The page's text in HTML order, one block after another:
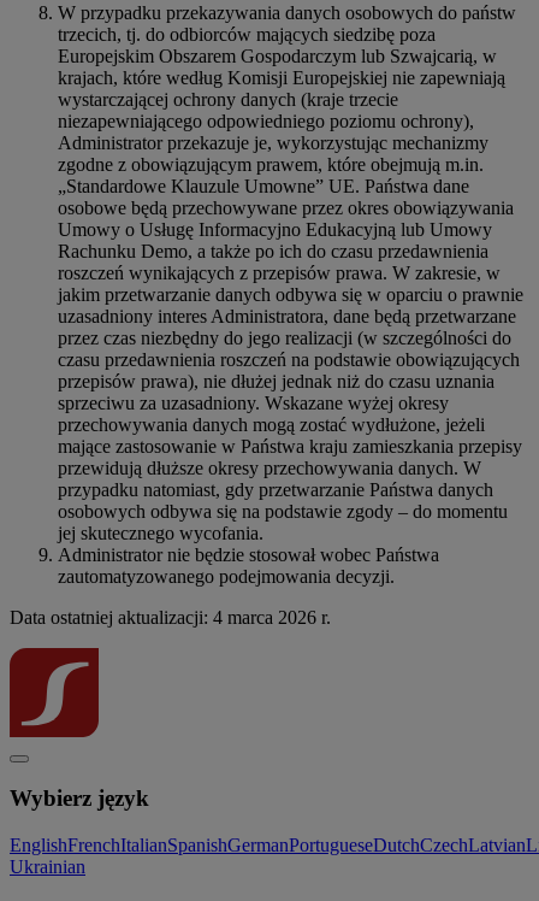
W przypadku przekazywania danych osobowych do państw
trzecich, tj. do odbiorców mających siedzibę poza
Europejskim Obszarem Gospodarczym lub Szwajcarią, w
krajach, które według Komisji Europejskiej nie zapewniają
wystarczającej ochrony danych (kraje trzecie
niezapewniającego odpowiedniego poziomu ochrony),
Administrator przekazuje je, wykorzystując mechanizmy
zgodne z obowiązującym prawem, które obejmują m.in.
„Standardowe Klauzule Umowne” UE. Państwa dane
osobowe będą przechowywane przez okres obowiązywania
Umowy o Usługę Informacyjno Edukacyjną lub Umowy
Rachunku Demo, a także po ich do czasu przedawnienia
roszczeń wynikających z przepisów prawa. W zakresie, w
jakim przetwarzanie danych odbywa się w oparciu o prawnie
uzasadniony interes Administratora, dane będą przetwarzane
przez czas niezbędny do jego realizacji (w szczególności do
czasu przedawnienia roszczeń na podstawie obowiązujących
przepisów prawa), nie dłużej jednak niż do czasu uznania
sprzeciwu za uzasadniony. Wskazane wyżej okresy
przechowywania danych mogą zostać wydłużone, jeżeli
mające zastosowanie w Państwa kraju zamieszkania przepisy
przewidują dłuższe okresy przechowywania danych. W
przypadku natomiast, gdy przetwarzanie Państwa danych
osobowych odbywa się na podstawie zgody – do momentu
jej skutecznego wycofania.
Administrator nie będzie stosował wobec Państwa
zautomatyzowanego podejmowania decyzji.
Data ostatniej aktualizacji: 4 marca 2026 r.
Wybierz język
EnglishFrenchItalianSpanishGermanPortugueseDutchCzechLatvian
Ukrainian